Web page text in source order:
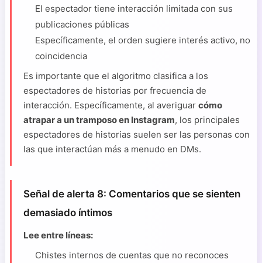
El espectador tiene interacción limitada con sus
publicaciones públicas
Específicamente, el orden sugiere interés activo, no
coincidencia
Es importante que el algoritmo clasifica a los
espectadores de historias por frecuencia de
interacción. Específicamente, al averiguar cómo
atrapar a un tramposo en Instagram, los principales
espectadores de historias suelen ser las personas con
las que interactúan más a menudo en DMs.
Señal de alerta 8: Comentarios que se sienten
demasiado íntimos
Lee entre líneas:
Chistes internos de cuentas que no reconoces